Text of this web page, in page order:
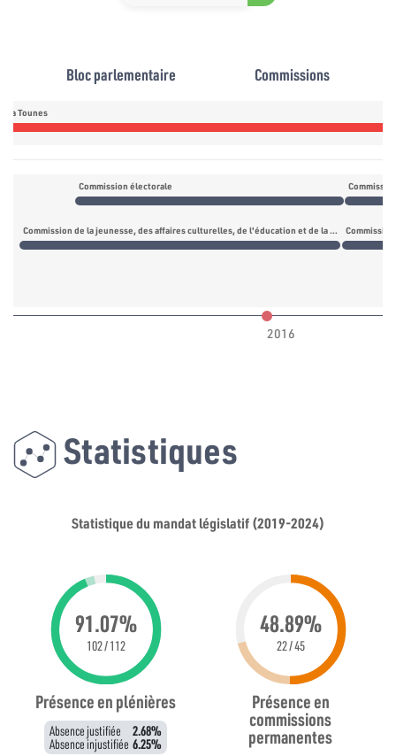
Bloc parlementaire Commissions
Tounes
Commission électorale
Commission de la jeunesse, des affaires culturelles, de l'éducation et de la recherche scientifique
2016
Statistiques
Statistique du mandat législatif (2019-2024)
91.07%
102 / 112
Présence en plénières
Absence justifiée 2.68%
Absence injustifiée 6.25%
48.89%
22 / 45
Présence en
commissions
permanentes